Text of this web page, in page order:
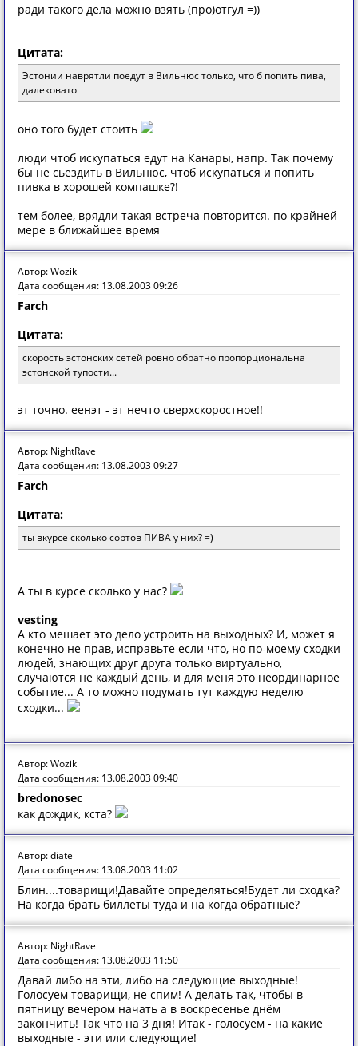
ради такого дела можно взять (про)отгул =))
Цитата:
Эстонии наврятли поедут в Вильнюс только, что б попить пива,
далековато
оно того будет стоить
люди чтоб искупаться едут на Канары, напр. Так почему
бы не сьездить в Вильнюс, чтоб искупаться и попить
пивка в хорошей компашке?!
тем более, врядли такая встреча повторится. по крайней
мере в ближайшее время
Автор: Wozik
Дата сообщения: 13.08.2003 09:26
Farch
Цитата:
скорость эстонских сетей ровно обратно пропорциональна
эстонской тупости...
эт точно. еенэт - эт нечто сверхскоростное!!
Автор: NightRave
Дата сообщения: 13.08.2003 09:27
Farch
Цитата:
ты вкурсе сколько сортов ПИВА у них? =)
А ты в курсе сколько у нас?
vesting
А кто мешает это дело устроить на выходных? И, может я
конечно не прав, исправьте если что, но по-моему сходки
людей, знающих друг друга только виртуально,
случаются не каждый день, и для меня это неординарное
событие... А то можно подумать тут каждую неделю
сходки...
Автор: Wozik
Дата сообщения: 13.08.2003 09:40
bredonosec
как дождик, кста?
Автор: diatel
Дата сообщения: 13.08.2003 11:02
Блин....товарищи!Давайте определяться!Будет ли сходка?
На когда брать биллеты туда и на когда обратные?
Автор: NightRave
Дата сообщения: 13.08.2003 11:50
Давай либо на эти, либо на следующие выходные!
Голосуем товарищи, не спим! А делать так, чтобы в
пятницу вечером начать а в воскресенье днём
закончить! Так что на 3 дня! Итак - голосуем - на какие
выходные - эти или следующие!